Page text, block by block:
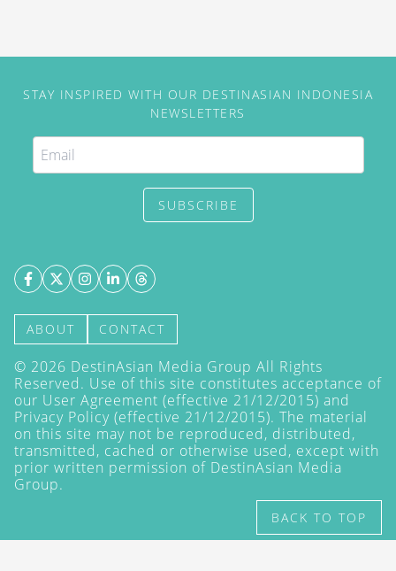
STAY INSPIRED WITH OUR DESTINASIAN INDONESIA
NEWSLETTERS
SUBSCRIBE
ABOUT CONTACT
© 2026 DestinAsian Media Group All Rights
Reserved. Use of this site constitutes acceptance of
our User Agreement (effective 21/12/2015) and
Privacy Policy (effective 21/12/2015). The material
on this site may not be reproduced, distributed,
transmitted, cached or otherwise used, except with
prior written permission of DestinAsian Media
Group.
BACK TO TOP